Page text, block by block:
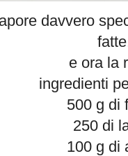
davvero
e ora la
ingredienti
500 g di
250 di
100 g di